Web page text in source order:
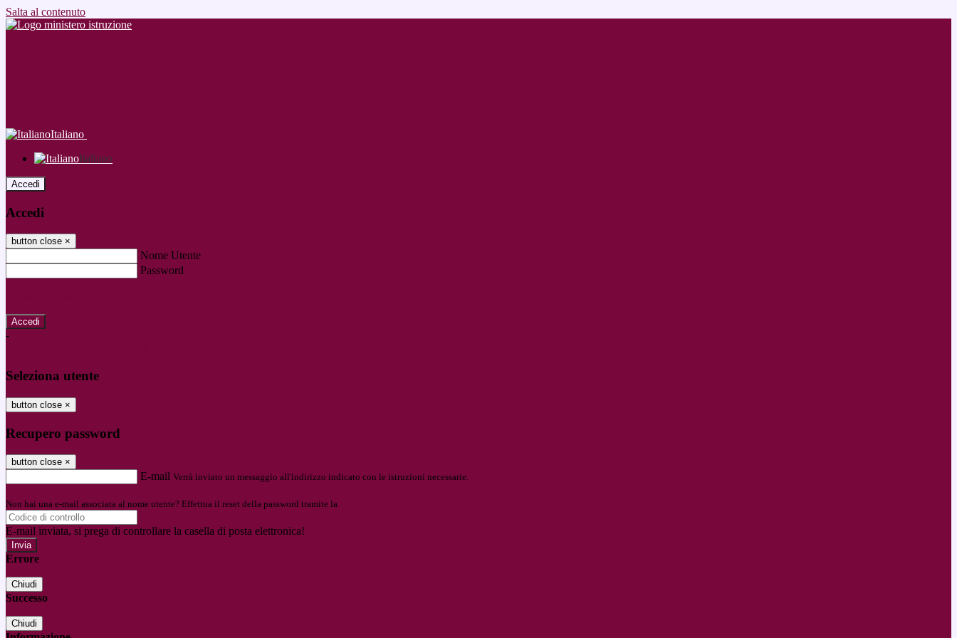
Salta al contenuto
Italiano
Italiano
Accedi
Accedi
button close ×
Nome Utente
Password
-
Seleziona utente
button close ×
Recupero password
button close ×
E-mail Verrà inviato un messaggio all'indirizzo indicato con le istruzioni necessarie.
Non hai una e-mail associata al nome utente? Effettua il reset della password tramite la
E-mail inviata, si prega di controllare la casella di posta elettronica!
Errore
Chiudi
Successo
Chiudi